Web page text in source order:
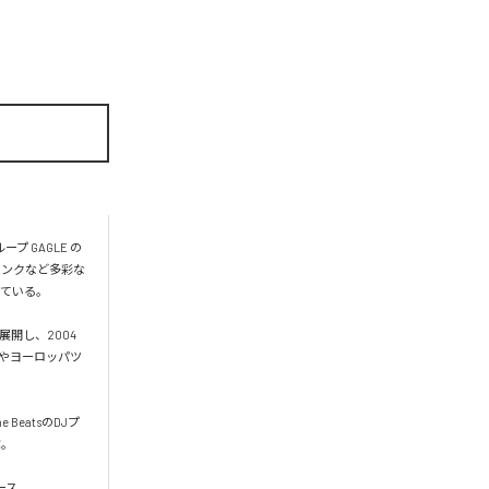
プ GAGLE の
クなど多彩な
いる。
開し、2004
ヨーロッパツ
BeatsのDJプ